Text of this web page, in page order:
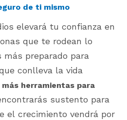
de ti mismo
elevará tu confianza en
que te rodean lo
más preparado para
conlleva la vida
herramientas para
sustento para
el crecimiento vendrá por